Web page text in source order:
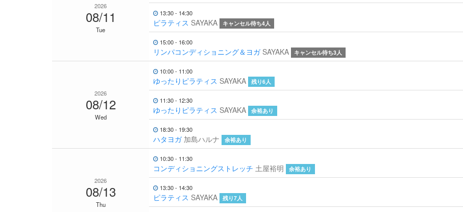
2026
08/11
Tue
13:30 - 14:30
ピラティス SAYAKA キャンセル待ち4人
15:00 - 16:00
リンパコンディショニング＆ヨガ SAYAKA キャンセル待ち3人
2026
08/12
Wed
10:00 - 11:00
ゆったりピラティス SAYAKA 残り6人
11:30 - 12:30
ゆったりピラティス SAYAKA 余裕あり
18:30 - 19:30
ハタヨガ 加島ハルナ 余裕あり
2026
08/13
Thu
10:30 - 11:30
コンディショニングストレッチ 土屋裕明 余裕あり
13:30 - 14:30
ピラティス SAYAKA 残り7人